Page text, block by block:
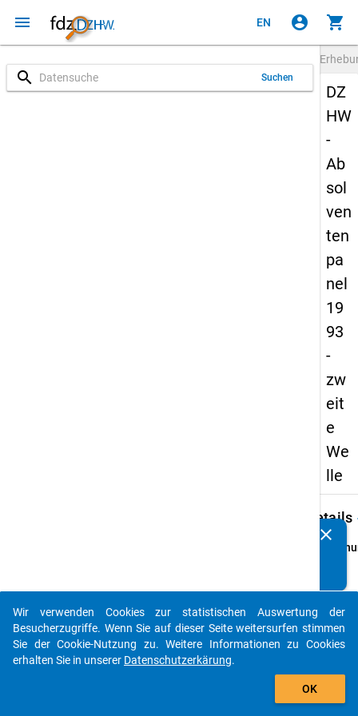
menu EN account_circle shopping_cart
search Suchen
DZ
HW
-
Ab
sol
ven
ten
pa
nel
19
93
-
zw
eit
e
We
lle
Details
info
die
clear
auto_stories
add_shopping_cart
Wir verwenden Cookies zur statistischen Auswertung der
Besucherzugriffe. Wenn Sie auf dieser Seite weitersurfen stimmen
Sie der Cookie-Nutzung zu. Weitere Informationen zu Cookies
erhalten Sie in unserer Datenschutzerkärung.
OK